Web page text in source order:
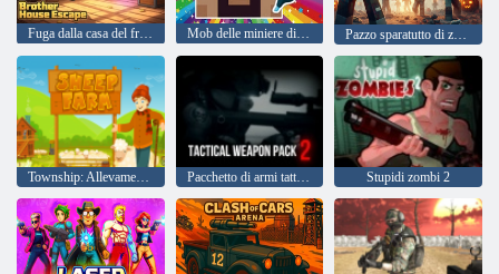
Fuga dalla casa del fratello Mob delle miniere di pittura Pazzo sparatutto di zombi
Township: Allevamento di pecore Pacchetto di armi tattiche 2 Stupidi zombi 2